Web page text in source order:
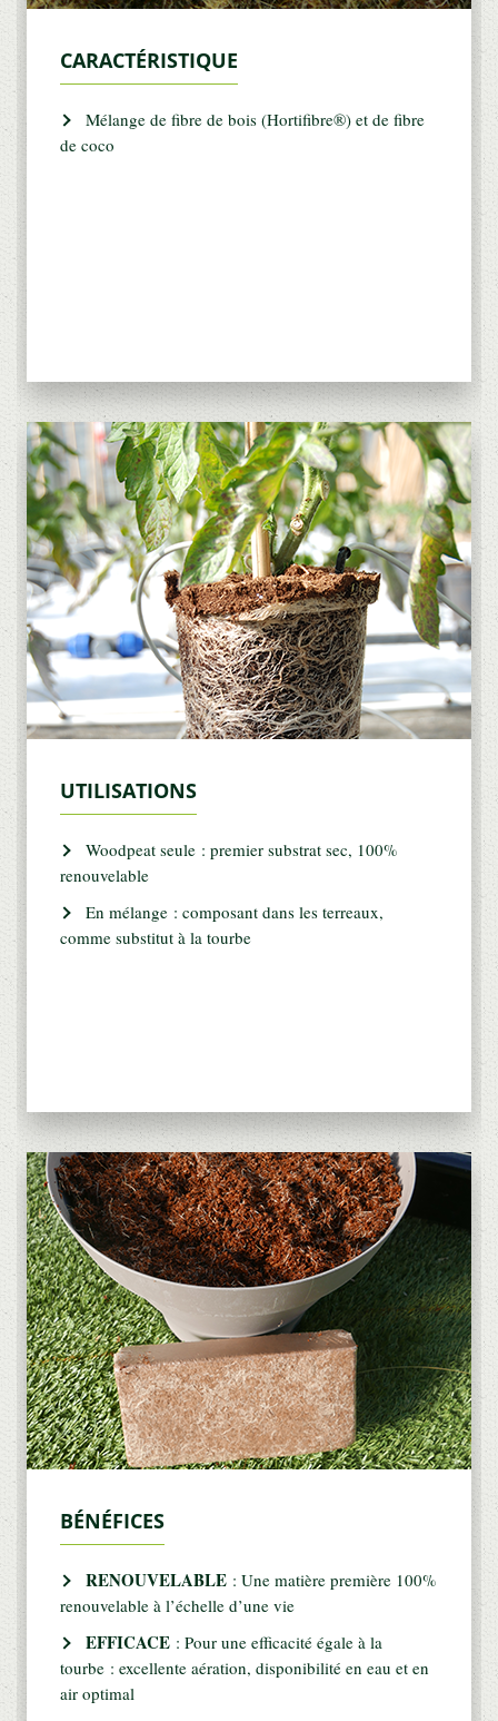
CARACTÉRISTIQUE
Mélange de fibre de bois (Hortifibre®) et de fibre
de coco
UTILISATIONS
Woodpeat seule : premier substrat sec, 100%
renouvelable
En mélange : composant dans les terreaux,
comme substitut à la tourbe
BÉNÉFICES
RENOUVELABLE : Une matière première 100%
renouvelable à l’échelle d’une vie
EFFICACE : Pour une efficacité égale à la
tourbe : excellente aération, disponibilité en eau et en
air optimal